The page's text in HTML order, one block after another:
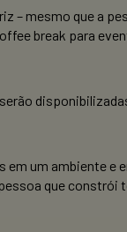
– mesmo que a
break para
um ambiente e
que constrói